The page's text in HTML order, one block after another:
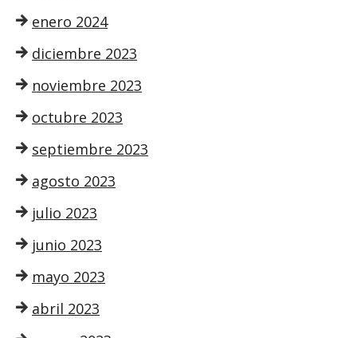
enero 2024
diciembre 2023
noviembre 2023
octubre 2023
septiembre 2023
agosto 2023
julio 2023
junio 2023
mayo 2023
abril 2023